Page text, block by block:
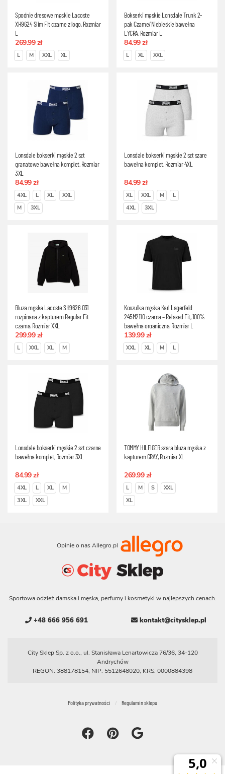
Spodnie dresowe męskie Lacoste
XH9624 Slim Fit czarne z logo, Rozmiar
L
269.99 zł
L M XXL XL
Bokserki męskie Lonsdale Trunk 2-
pak Czarne/Niebieskie bawełna
LYCRA, Rozmiar L
84.99 zł
L XL XXL
Lonsdale bokserki męskie 2 szt
granatowe bawełna komplet, Rozmiar
3XL
84.99 zł
4XL L XL
XXL
M
3XL
Lonsdale bokserki męskie 2 szt szare
bawełna komplet, Rozmiar 4XL
84.99 zł
XL XXL M
L
4XL
3XL
Bluza męska Lacoste SH9626 031
rozpinana z kapturem Regular Fit
czarna, Rozmiar XXL
299.99 zł
L XXL XL M
Koszulka męska Karl Lagerfeld
245M2110 czarna – Relaxed Fit, 100%
bawełna organiczna, Rozmiar L
139.99 zł
XXL XL M L
Lonsdale bokserki męskie 2 szt czarne
bawełna komplet, Rozmiar 3XL
84.99 zł
4XL L XL
M
3XL
XXL
TOMMY HILFIGER szara bluza męska z
kapturem GRAY, Rozmiar XL
269.99 zł
L M S
XXL
XL
Opinie o nas Allegro.pl
Sportowa odzież damska i męska, perfumy i kosmetyki w najlepszych cenach.
+48 666 956 691 kontakt@citysklep.pl
City Sklep Sp. z o.o., ul. Stanisława Lenartowicza 76/36, 34-120
Andrychów
REGON: 388178154, NIP: 5512648020, KRS: 0000884398
Polityka prywatności Regulamin sklepu